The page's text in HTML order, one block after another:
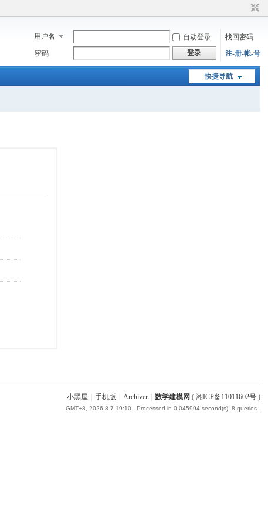
用户名 自动登录
找回密码
密码
登录 注-册-帐-号
快捷导航
小黑屋 手机版 Archiver 数学建模网 ( 湘ICP备11011602号)
GMT+8, 2026-8-7 19:10 , Processed in 0.045994 second(s), 8 queries .